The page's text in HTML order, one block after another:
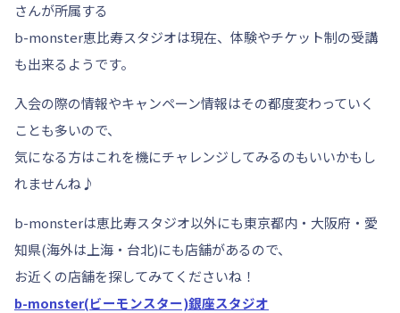
さんが所属する
b-monster恵比寿スタジオは現在、体験やチケット制の受講
も出来るようです。
入会の際の情報やキャンペーン情報はその都度変わっていく
ことも多いので、
気になる方はこれを機にチャレンジしてみるのもいいかもし
れませんね♪
b-monsterは恵比寿スタジオ以外にも東京都内・大阪府・愛
知県(海外は上海・台北)にも店舗があるので、
お近くの店舗を探してみてくださいね！
b-monster(ビーモンスター)銀座スタジオ